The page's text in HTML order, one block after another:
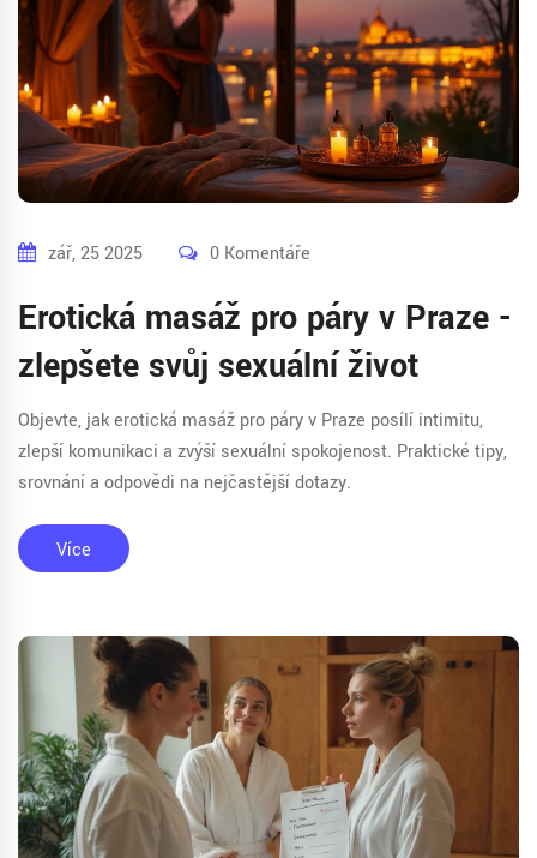
zář, 25 2025 0 Komentáře
Erotická masáž pro páry v Praze -
zlepšete svůj sexuální život
Objevte, jak erotická masáž pro páry v Praze posílí intimitu,
zlepší komunikaci a zvýší sexuální spokojenost. Praktické tipy,
srovnání a odpovědi na nejčastější dotazy.
Více